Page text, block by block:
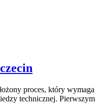
proces, który wymaga
technicznej. Pierwszym